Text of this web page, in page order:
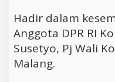
Hadir dalam
Anggota DPR RI
Susetyo, Pj Wali
Malang.